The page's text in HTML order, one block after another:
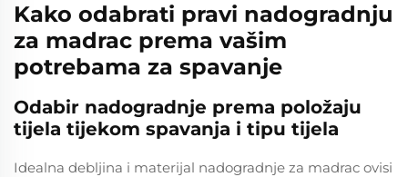
Kako odabrati pravi nadogradnju
za madrac prema vašim
potrebama za spavanje
Odabir nadogradnje prema položaju
tijela tijekom spavanja i tipu tijela
Idealna debljina i materijal nadogradnje za madrac ovisi